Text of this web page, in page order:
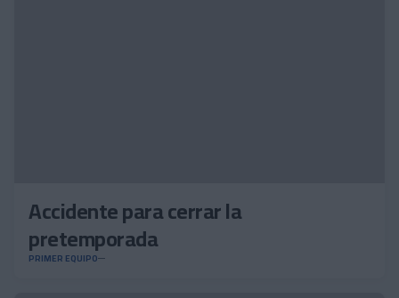
Accidente para cerrar la
pretemporada
PRIMER EQUIPO